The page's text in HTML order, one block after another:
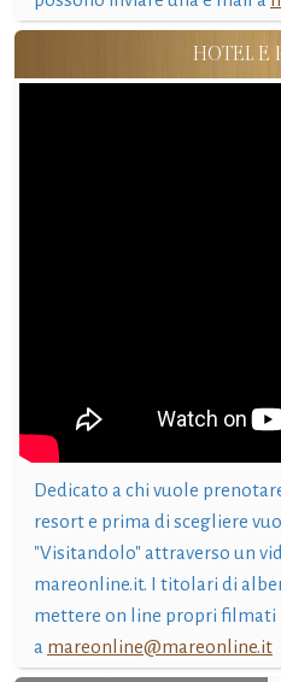
HOTEL E
Dedicato a chi vuole
resort e prima di scegliere
"Visitandolo" attraverso un
mareonline.it. I titolari di
mettere on line propri filmati
a mareonline@mareonline.it